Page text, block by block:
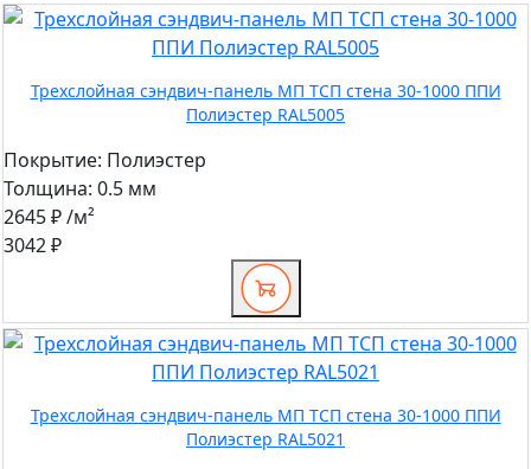
Трехслойная сэндвич-панель МП ТСП стена 30-1000 ППИ
Полиэстер RAL5005
Покрытие: Полиэстер
Толщина: 0.5 мм
2645 ₽/м²
3042 ₽
Трехслойная сэндвич-панель МП ТСП стена 30-1000 ППИ
Полиэстер RAL5021